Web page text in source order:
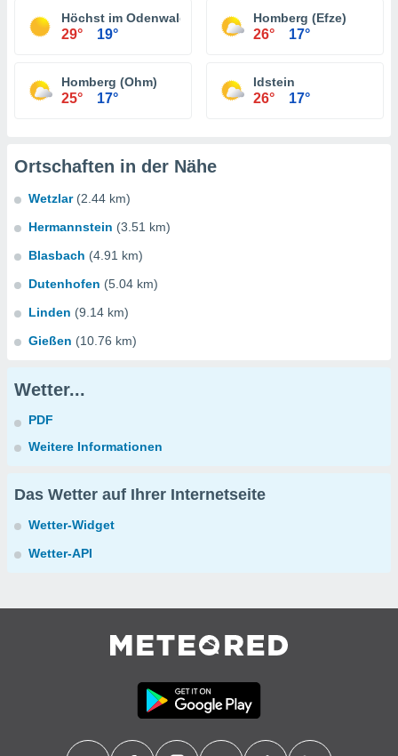
Höchst im Odenwald
29° 19°
Homberg (Efze)
26° 17°
Homberg (Ohm)
25° 17°
Idstein
26° 17°
Ortschaften in der Nähe
Wetzlar (2.44 km)
Hermannstein (3.51 km)
Blasbach (4.91 km)
Dutenhofen (5.04 km)
Linden (9.14 km)
Gießen (10.76 km)
Wetter...
PDF
Weitere Informationen
Das Wetter auf Ihrer Internetseite
Wetter-Widget
Wetter-API